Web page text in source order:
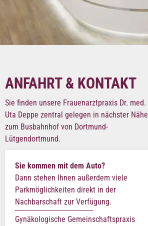
ANFAHRT & KONTAKT
Sie finden unsere Frauenarztpraxis Dr. med.
Uta Deppe zentral gelegen in nächster Nähe
zum Busbahnhof von Dortmund-
Lütgendortmund.
Sie kommen mit dem Auto?
Dann stehen Ihnen außerdem viele
Parkmöglichkeiten direkt in der
Nachbarschaft zur Verfügung.
Gynäkologische Gemeinschaftspraxis